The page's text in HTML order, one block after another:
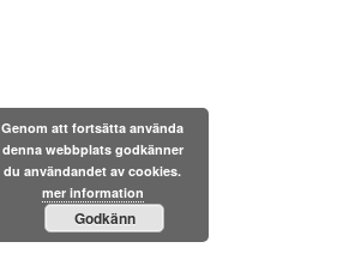
Genom att fortsätta använda
denna webbplats godkänner
du användandet av cookies.
mer information
Godkänn